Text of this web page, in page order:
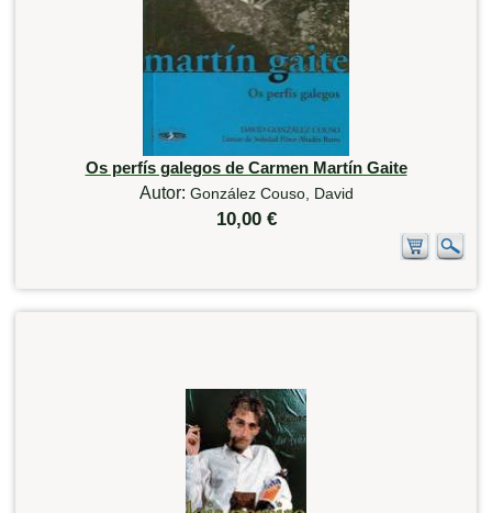
Os perfís galegos de Carmen Martín Gaite
Autor: González Couso, David
10,00 €